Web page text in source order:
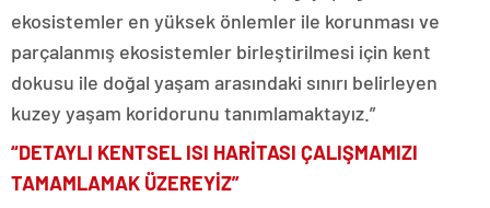
ekosistemler en yüksek önlemler ile korunması ve
parçalanmış ekosistemler birleştirilmesi için kent
dokusu ile doğal yaşam arasındaki sınırı belirleyen
kuzey yaşam koridorunu tanımlamaktayız.”
“DETAYLI KENTSEL ISI HARİTASI ÇALIŞMAMIZI
TAMAMLAMAK ÜZEREYİZ”